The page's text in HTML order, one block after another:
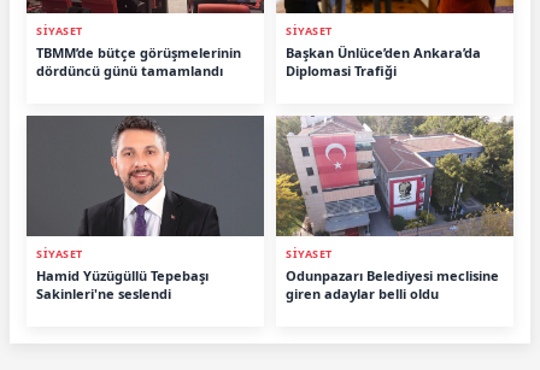
SİYASET
TBMM’de bütçe görüşmelerinin
dördüncü günü tamamlandı
SİYASET
Başkan Ünlüce’den Ankara’da
Diplomasi Trafiği
SİYASET
Hamid Yüzügüllü Tepebaşı
Sakinleri'ne seslendi
SİYASET
Odunpazarı Belediyesi meclisine
giren adaylar belli oldu